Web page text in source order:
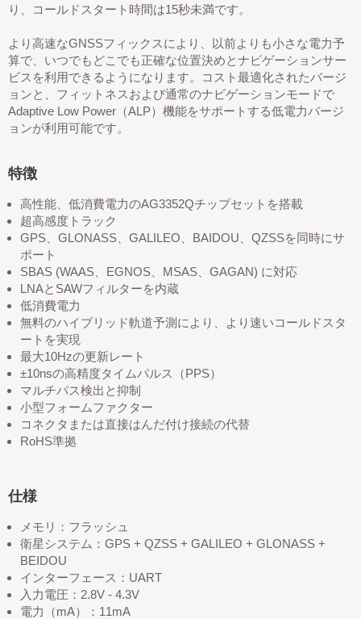
り、コールドスタート時間は15秒未満です。
より高速なGNSSフィックスにより、以前よりも小さな電力予
算で、いつでもどこでも正確な位置決めとナビゲーションサー
ビスを利用できるようになります。コスト最適化されたバージ
ョンと、フィットネスおよび通常のナビゲーションモードで
Adaptive Low Power（ALP）機能をサポートする低電力バージ
ョンが利用可能です。
特徴
高性能、低消費電力のAG3352Qチップセットを搭載
超高感度トラック
GPS、GLONASS、GALILEO、BAIDOU、QZSSを同時にサ
ポート
SBAS (WAAS、EGNOS、MSAS、GAGAN) に対応
LNAとSAWフィルターを内蔵
低消費電力
無料のハイブリッド軌道予測により、より速いコールドスタ
ートを実現
最大10Hzの更新レート
±10nsの高精度タイムパルス（PPS）
マルチパス検出と抑制
小型フォームファクター
コネクタまたは直接はんだ付け接続の代替
RoHS準拠
仕様
メモリ：フラッシュ
衛星システム：GPS + QZSS + GALILEO + GLONASS +
BEIDOU
インターフェース：UART
入力電圧：2.8V - 4.3V
電力（mA）：11mA